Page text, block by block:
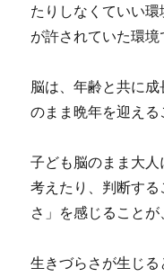
たりしなくていい
が許されていた環境
脳は、年齢と共に
のまま晩年を迎える
子ども脳のまま大
考えたり、判断す
さ」を感じること
生きづらさが生じ